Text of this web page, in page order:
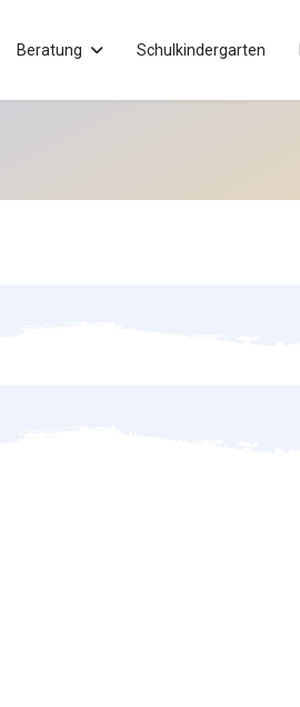
Beratung Schulkindergarten